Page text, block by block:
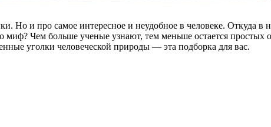
Но и про самое интересное и неудобное в человеке. Откуда в
Чем больше ученые узнают, тем меньше остается
уголки человеческой природы — эта подборка для вас.